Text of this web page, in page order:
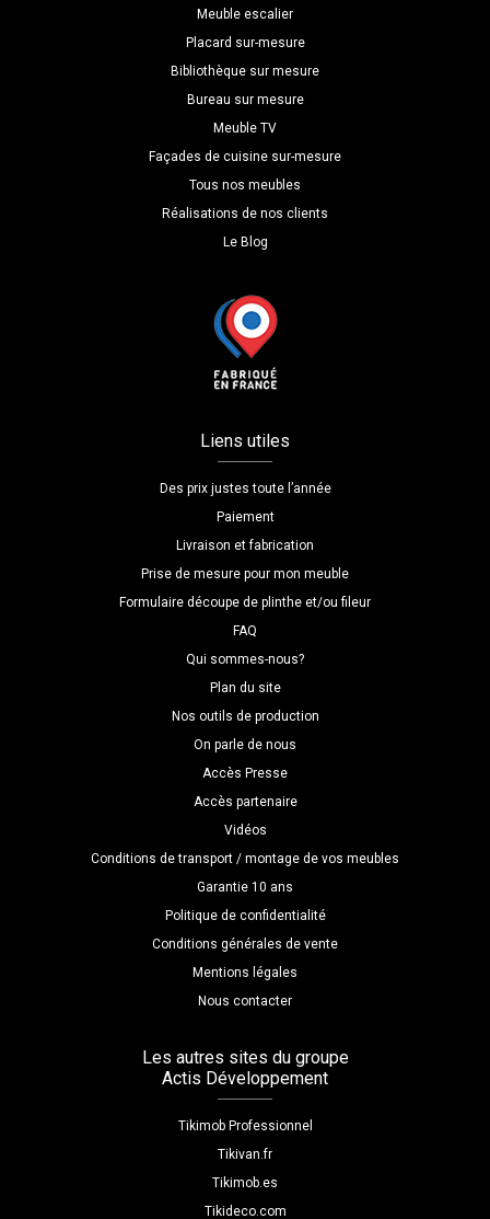
Meuble escalier
Placard sur-mesure
Bibliothèque sur mesure
Bureau sur mesure
Meuble TV
Façades de cuisine sur-mesure
Tous nos meubles
Réalisations de nos clients
Le Blog
Liens utiles
Des prix justes toute l’année
Paiement
Livraison et fabrication
Prise de mesure pour mon meuble
Formulaire découpe de plinthe et/ou fileur
FAQ
Qui sommes-nous?
Plan du site
Nos outils de production
On parle de nous
Accès Presse
Accès partenaire
Vidéos
Conditions de transport / montage de vos meubles
Garantie 10 ans
Politique de confidentialité
Conditions générales de vente
Mentions légales
Nous contacter
Les autres sites du groupe
Actis Développement
Tikimob Professionnel
Tikivan.fr
Tikimob.es
Tikideco.com